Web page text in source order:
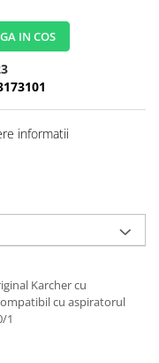
IN COS
informatii
Karcher cu
cu aspiratorul
1